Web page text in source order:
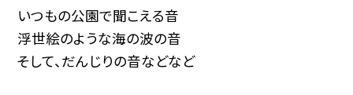
いつもの公園で聞こえる音
浮世絵のような海の波の音
そして、だんじりの音などなど